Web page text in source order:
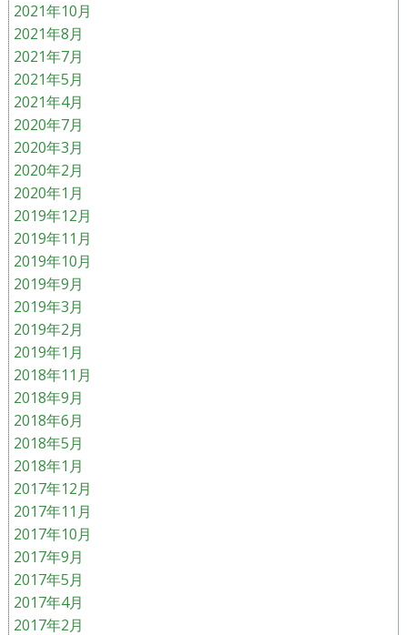
2021年10月
2021年8月
2021年7月
2021年5月
2021年4月
2020年7月
2020年3月
2020年2月
2020年1月
2019年12月
2019年11月
2019年10月
2019年9月
2019年3月
2019年2月
2019年1月
2018年11月
2018年9月
2018年6月
2018年5月
2018年1月
2017年12月
2017年11月
2017年10月
2017年9月
2017年5月
2017年4月
2017年2月